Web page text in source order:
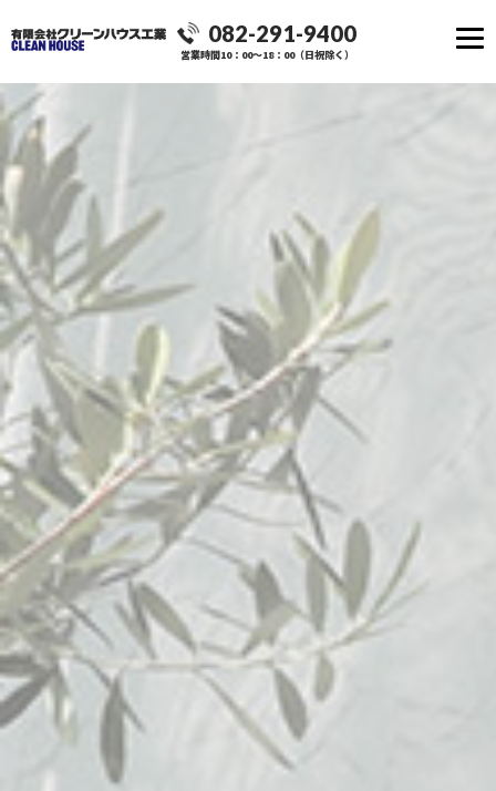
082-291-9400
営業時間10：00～18：00（日祝除く）